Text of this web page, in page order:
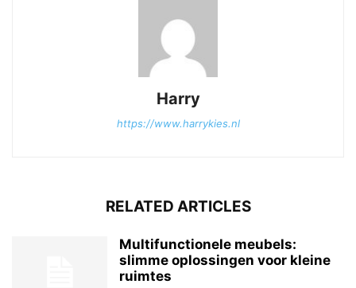
Harry
https://www.harrykies.nl
RELATED ARTICLES
Multifunctionele meubels:
slimme oplossingen voor kleine
ruimtes